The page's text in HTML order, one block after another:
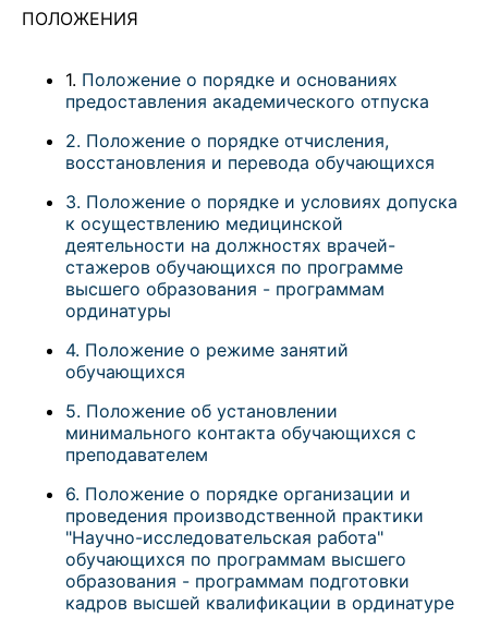
ПОЛОЖЕНИЯ
1. Положение о порядке и основаниях
предоставления академического отпуска
2. Положение о порядке отчисления,
восстановления и перевода обучающихся
3. Положение о порядке и условиях допуска
к осуществлению медицинской
деятельности на должностях врачей-
стажеров обучающихся по программе
высшего образования - программам
ординатуры
4. Положение о режиме занятий
обучающихся
5. Положение об установлении
минимального контакта обучающихся с
преподавателем
6. Положение о порядке организации и
проведения производственной практики
"Научно-исследовательская работа"
обучающихся по программам высшего
образования - программам подготовки
кадров высшей квалификации в ординатуре